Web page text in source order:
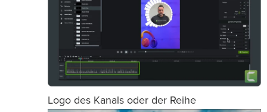
Logo des Kanals oder der Reihe